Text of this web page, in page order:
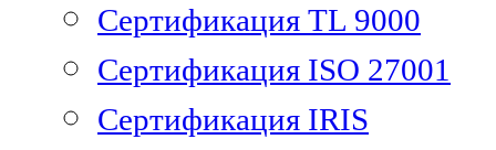
Сертификация TL 9000
Сертификация ISO 27001
Сертификация IRIS